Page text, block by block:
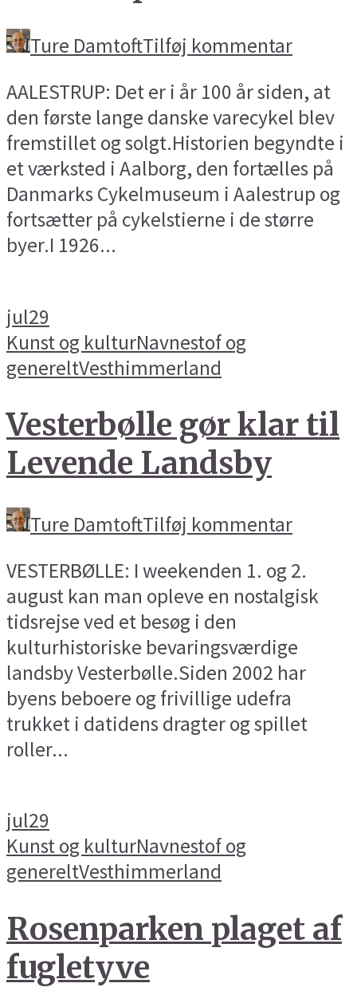
Ture DamtoftTilføj kommentar
AALESTRUP: Det er i år 100 år siden, at
den første lange danske varecykel blev
fremstillet og solgt.Historien begyndte i
et værksted i Aalborg, den fortælles på
Danmarks Cykelmuseum i Aalestrup og
fortsætter på cykelstierne i de større
byer.I 1926...
jul29
Kunst og kulturNavnestof og
genereltVesthimmerland
Vesterbølle gør klar til
Levende Landsby
Ture DamtoftTilføj kommentar
VESTERBØLLE: I weekenden 1. og 2.
august kan man opleve en nostalgisk
tidsrejse ved et besøg i den
kulturhistoriske bevaringsværdige
landsby Vesterbølle.Siden 2002 har
byens beboere og frivillige udefra
trukket i datidens dragter og spillet
roller...
jul29
Kunst og kulturNavnestof og
genereltVesthimmerland
Rosenparken plaget af
fugletyve